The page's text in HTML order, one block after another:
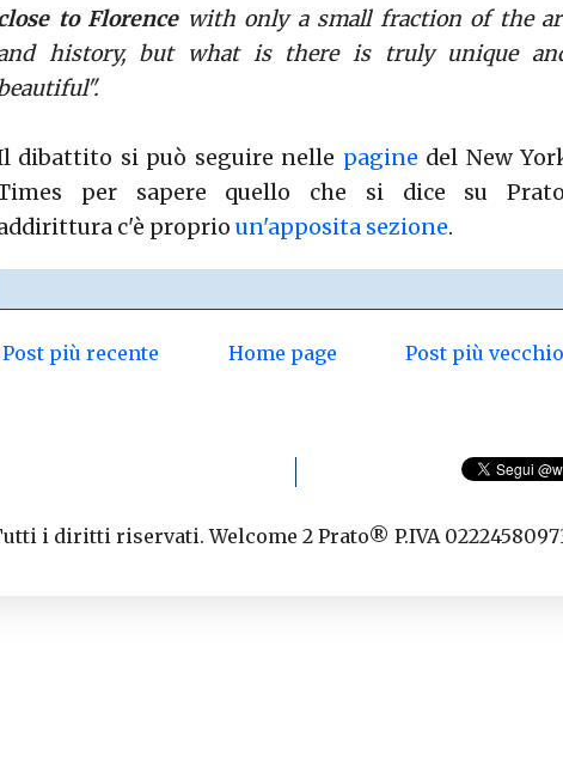
to Florencewith only a small fraction of the
history, but what is there is truly unique
dibattito si può seguire nelle pagine del New
per sapere quello che si dice su
c'è proprio un'apposita sezione.
Post più recente Post più vecchio
Home page
i diritti riservati. Welcome 2 Prato® P.IVA